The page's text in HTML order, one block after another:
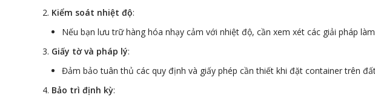
Kiểm soát nhiệt độ:
Nếu bạn lưu trữ hàng hóa nhạy cảm với nhiệt độ, cần xem xét các giải pháp
Giấy tờ và pháp lý:
Đảm bảo tuân thủ các quy định và giấy phép cần thiết khi đặt container trên
Bảo trì định kỳ: